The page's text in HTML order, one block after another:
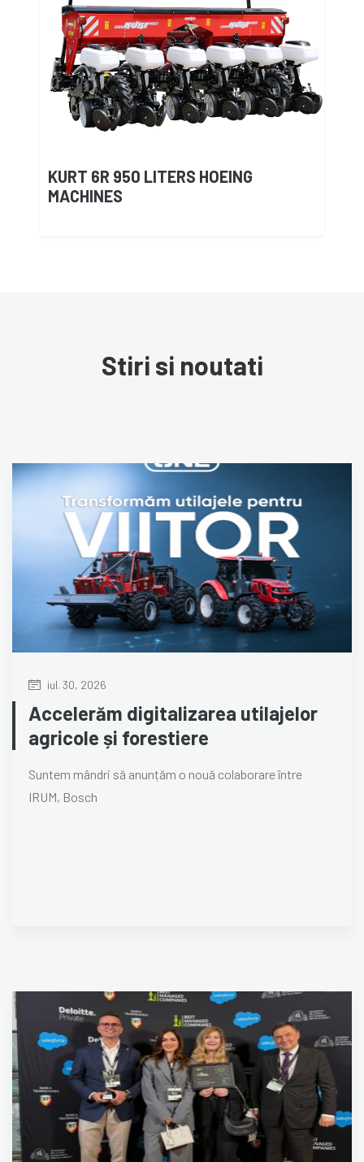
KURT 6R 950 LITERS HOEING
MACHINES
Stiri si noutati
iul. 30, 2026
Accelerăm digitalizarea utilajelor
agricole și forestiere
Suntem mândri să anunțăm o nouă colaborare între
IRUM, Bosch